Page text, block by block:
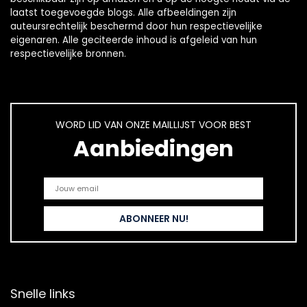
laatst toegevoegde blogs. Alle afbeeldingen zijn
auteursrechtelijk beschermd door hun respectievelijke
eigenaren. Alle geciteerde inhoud is afgeleid van hun
respectievelijke bronnen.
WORD LID VAN ONZE MAILLIJST VOOR BEST
Aanbiedingen
Snelle links